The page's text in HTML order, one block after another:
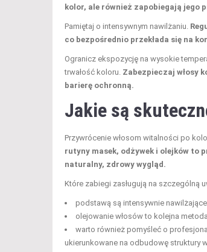
kolor, ale również zapobiegają jego
Pamiętaj o intensywnym nawilżaniu.
co bezpośrednio przekłada się na
Ogranicz ekspozycję na wysokie
trwałość koloru. Zabezpieczaj włosy
barierę ochronną.
Jakie są
Przywrócenie włosom witalności po
rutyny masek, odżywek i olejków to
naturalny, zdrowy wygląd.
Które zabiegi zasługują na szczególną
podstawą są intensywnie nawilżające
olejowanie włosów to kolejna
warto również pomyśleć o
ukierunkowane na odbudowę struktury